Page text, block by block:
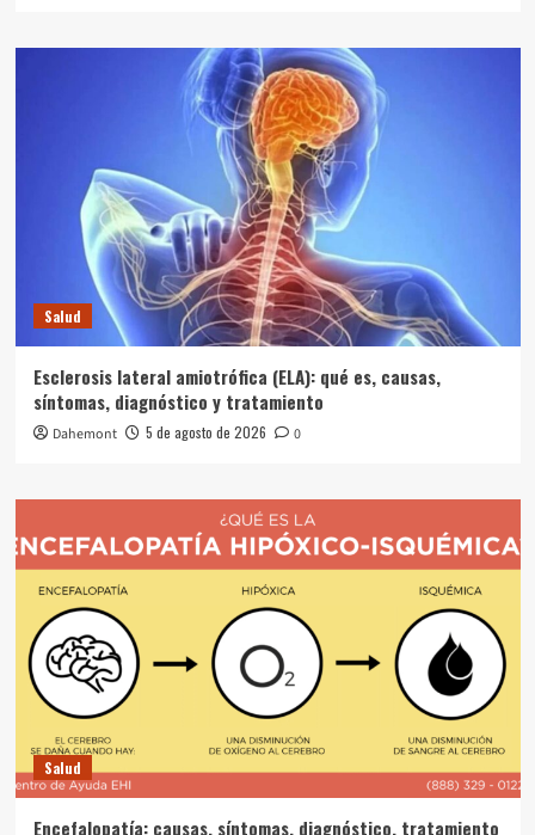
Salud
Esclerosis lateral amiotrófica (ELA): qué es, causas,
síntomas, diagnóstico y tratamiento
Dahemont 5 de agosto de 2026 0
Salud
Encefalopatía: causas, síntomas, diagnóstico, tratamiento